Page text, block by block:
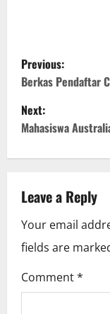
P
o
s
a
v
i
g
Previous:
Berkas Pendaftar
Next:
Mahasiswa
Leave a Reply
Your email
fields are
Comment*